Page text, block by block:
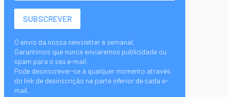
O envio da nossa newsletter é semanal.
Garantimos que nunca enviaremos publicidade ou
spam para o seu e-mail.
Pode desinscrever-se a qualquer momento através
do link de desinscrição na parte inferior de cada e-
mail.